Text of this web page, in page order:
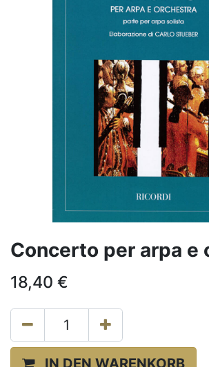
Concerto per arpa e
18,40 €
IN DEN WARENKORB